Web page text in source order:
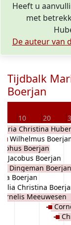
Heeft u
met
De auteur van
Tijdbalk
Boerjan
10 20
Boerjan
Jacobus Boerjan
Dingeman Boerjan
Boerjan
Christina
Christina
Meeuwesen
Wilhelmus